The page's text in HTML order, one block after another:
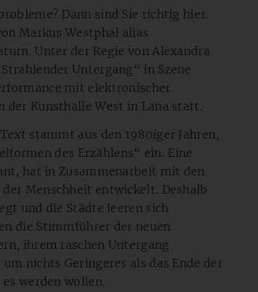
Dann sind Sie richtig hier.
Markus Westphal alias
Unter der Regie von Alexandra
Untergang“ in Szene
mit elektronischer
der Kunsthalle West in Lana statt.
stammt aus den 1980iger Jahren,
des Erzählens“ ein. Eine
hat in Zusammenarbeit mit den
Menschheit entwickelt. Deshalb
und die Städte leeren sich
die Stimmführer der neuen
ihrem raschen Untergang
nichts Geringeres als das Ende der
werden wollen.